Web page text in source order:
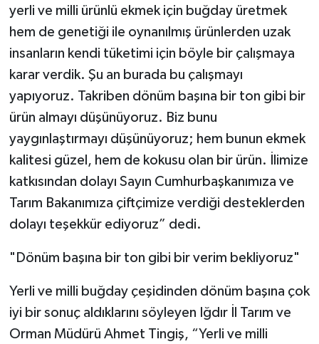
yerli ve milli ürünlü ekmek için buğday üretmek
hem de genetiği ile oynanılmış ürünlerden uzak
insanların kendi tüketimi için böyle bir çalışmaya
karar verdik. Şu an burada bu çalışmayı
yapıyoruz. Takriben dönüm başına bir ton gibi bir
ürün almayı düşünüyoruz. Biz bunu
yaygınlaştırmayı düşünüyoruz; hem bunun ekmek
kalitesi güzel, hem de kokusu olan bir ürün. İlimize
katkısından dolayı Sayın Cumhurbaşkanımıza ve
Tarım Bakanımıza çiftçimize verdiği desteklerden
dolayı teşekkür ediyoruz” dedi.
"Dönüm başına bir ton gibi bir verim bekliyoruz"
Yerli ve milli buğday çeşidinden dönüm başına çok
iyi bir sonuç aldıklarını söyleyen Iğdır İl Tarım ve
Orman Müdürü Ahmet Tingiş, “Yerli ve milli